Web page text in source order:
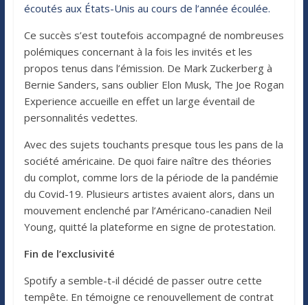
écoutés aux États-Unis au cours de l’année écoulée.
Ce succès s’est toutefois accompagné de nombreuses
polémiques concernant à la fois les invités et les
propos tenus dans l’émission. De Mark Zuckerberg à
Bernie Sanders, sans oublier Elon Musk, The Joe Rogan
Experience accueille en effet un large éventail de
personnalités vedettes.
Avec des sujets touchants presque tous les pans de la
société américaine. De quoi faire naître des théories
du complot, comme lors de la période de la pandémie
du Covid-19. Plusieurs artistes avaient alors, dans un
mouvement enclenché par l’Américano-canadien Neil
Young, quitté la plateforme en signe de protestation.
Fin de l’exclusivité
Spotify a semble-t-il décidé de passer outre cette
tempête. En témoigne ce renouvellement de contrat